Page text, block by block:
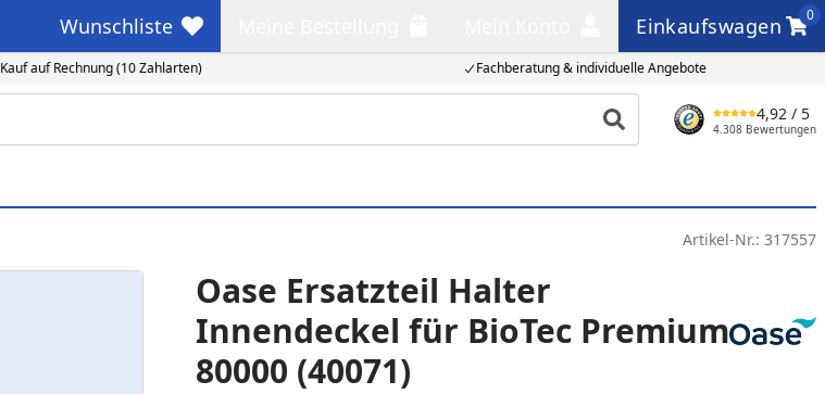
Kauf auf Rechnung (10 Zahlarten) Fachberatung & individuelle Angebote
Wunschliste
Wunschliste Einkaufswagen
0
Einkaufswagen
Produkt suchen
4,92 / 5
4.308 Bewertungen
Artikel-Nr.: 317557
Oase Ersatzteil Halter
Innendeckel für BioTec Premium
80000 (40071)